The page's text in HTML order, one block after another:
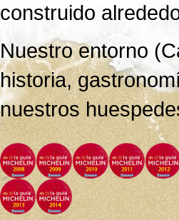
construido
Nuestro entorno
historia,
nuestros